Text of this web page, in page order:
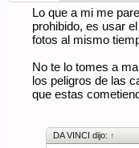
Lo que a mi me
prohibido, es usar
fotos al mismo
No te lo tomes a
los peligros de las
que estas
DA VINCI dijo: ↑